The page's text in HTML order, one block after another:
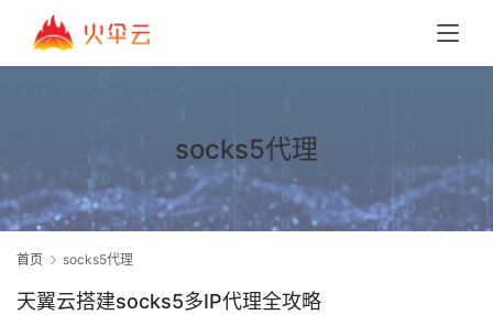
socks5代理
首页 socks5代理
天翼云搭建socks5多IP代理全攻略